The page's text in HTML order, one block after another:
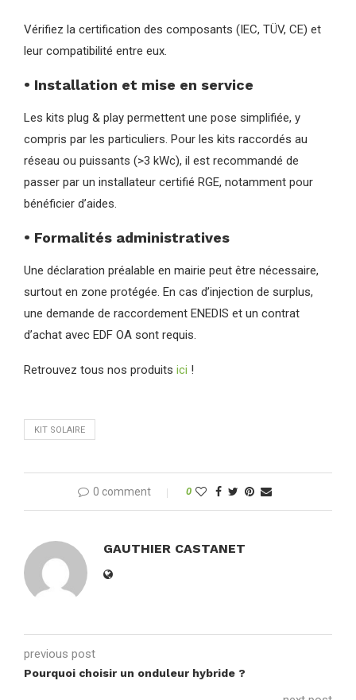
Vérifiez la certification des composants (IEC, TÜV, CE) et
leur compatibilité entre eux.
• Installation et mise en service
Les kits plug & play permettent une pose simplifiée, y
compris par les particuliers. Pour les kits raccordés au
réseau ou puissants (>3 kWc), il est recommandé de
passer par un installateur certifié RGE, notamment pour
bénéficier d’aides.
• Formalités administratives
Une déclaration préalable en mairie peut être nécessaire,
surtout en zone protégée. En cas d’injection de surplus,
une demande de raccordement ENEDIS et un contrat
d’achat avec EDF OA sont requis.
Retrouvez tous nos produits ici !
KIT SOLAIRE
0 comment 0
GAUTHIER CASTANET
previous post
Pourquoi choisir un onduleur hybride ?